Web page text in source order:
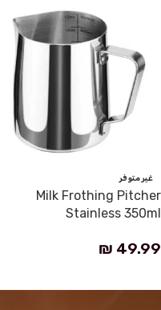
غير متوفر
Milk Frothing Pitcher
Stainless 350ml
₪ 49.99